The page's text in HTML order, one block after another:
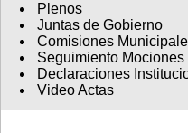
Plenos
Juntas de Gobierno
Comisiones
Seguimiento Mociones
Declaraciones
Video Actas